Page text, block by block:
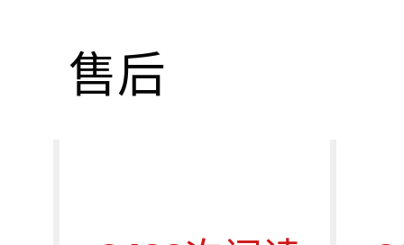
售后
Singing